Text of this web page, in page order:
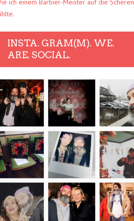
ich einem Barbier-Meister auf die Scheren
INSTA. GRAM(M). WE.
ARE. SOCIAL.